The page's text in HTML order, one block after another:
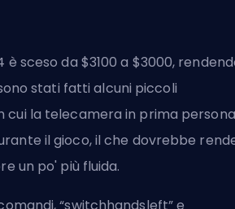
sceso da $3100 a $3000,
stati fatti alcuni piccoli
cui la telecamera in prima
il gioco, il che dovrebbe
un po' più fluida.